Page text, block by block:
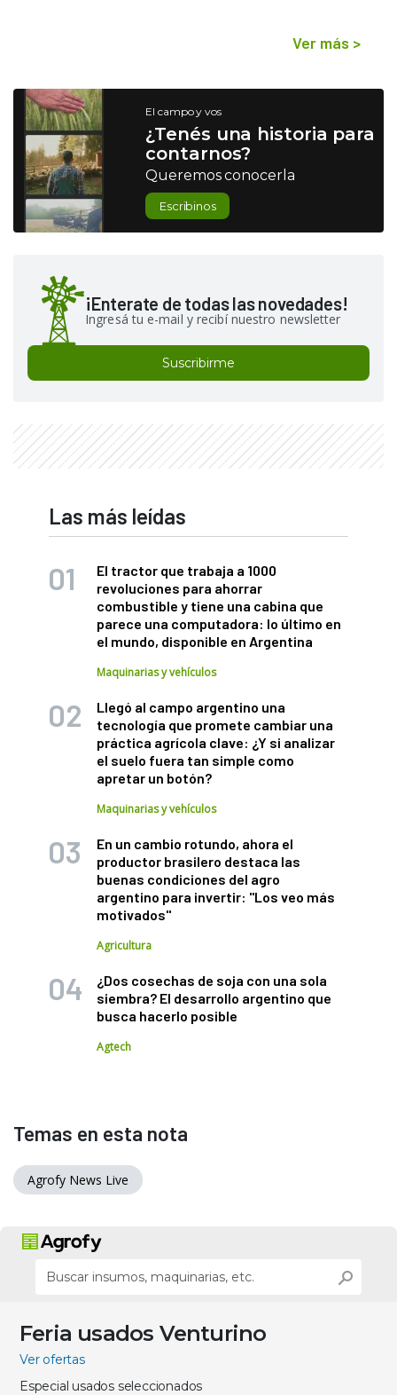
Ver más >
El campo y vos
¿Tenés una historia para
contarnos?
Queremos conocerla
Escribinos
¡Enterate de todas las novedades!
Ingresá tu e-mail y recibí nuestro newsletter
Suscribirme
Las más leídas
El tractor que trabaja a 1000
revoluciones para ahorrar
combustible y tiene una cabina que
parece una computadora: lo último en
el mundo, disponible en Argentina
Maquinarias y vehículos
Llegó al campo argentino una
tecnología que promete cambiar una
práctica agrícola clave: ¿Y si analizar
el suelo fuera tan simple como
apretar un botón?
Maquinarias y vehículos
En un cambio rotundo, ahora el
productor brasilero destaca las
buenas condiciones del agro
argentino para invertir: "Los veo más
motivados"
Agricultura
¿Dos cosechas de soja con una sola
siembra? El desarrollo argentino que
busca hacerlo posible
Agtech
Temas en esta nota
Agrofy News Live
Feria usados Venturino
Ver ofertas
Especial usados seleccionados